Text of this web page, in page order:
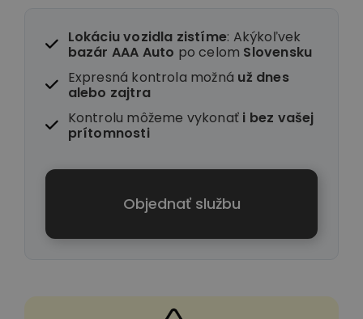
Lokáciu vozidla zistíme: Akýkoľvek
bazár AAA Auto po celom Slovensku
Expresná kontrola možná už dnes
alebo zajtra
Kontrolu môžeme vykonať i bez vašej
prítomnosti
Objednať službu